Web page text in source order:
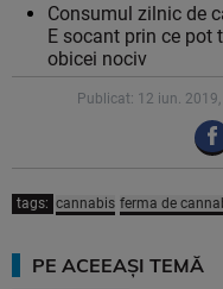
Consumul zilnic de
E socant prin ce pot
obicei nociv
Publicat: 12 iun.
tags: cannabis ferma de
PE ACEEAȘI TEMĂ